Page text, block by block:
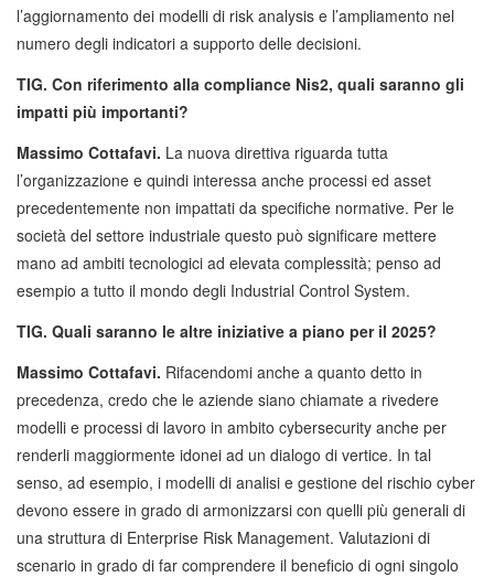
l’aggiornamento dei modelli di risk analysis e l’ampliamento nel
numero degli indicatori a supporto delle decisioni.
TIG. Con riferimento alla compliance Nis2, quali saranno gli
impatti più importanti?
Massimo Cottafavi. La nuova direttiva riguarda tutta
l’organizzazione e quindi interessa anche processi ed asset
precedentemente non impattati da specifiche normative. Per le
società del settore industriale questo può significare mettere
mano ad ambiti tecnologici ad elevata complessità; penso ad
esempio a tutto il mondo degli Industrial Control System.
TIG. Quali saranno le altre iniziative a piano per il 2025?
Massimo Cottafavi. Rifacendomi anche a quanto detto in
precedenza, credo che le aziende siano chiamate a rivedere
modelli e processi di lavoro in ambito cybersecurity anche per
renderli maggiormente idonei ad un dialogo di vertice. In tal
senso, ad esempio, i modelli di analisi e gestione del rischio cyber
devono essere in grado di armonizzarsi con quelli più generali di
una struttura di Enterprise Risk Management. Valutazioni di
scenario in grado di far comprendere il beneficio di ogni singolo